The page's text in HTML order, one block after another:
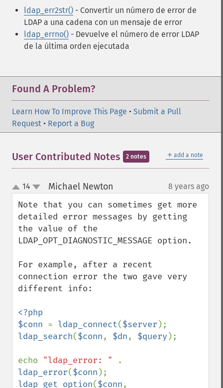
ldap_err2str() - Convertir un número de error de
LDAP a una cadena con un mensaje de error
ldap_errno() - Devuelve el número de error LDAP
de la última orden ejecutada
Found A Problem?
Learn How To Improve This Page • Submit a Pull
Request • Report a Bug
＋ add a note
User Contributed Notes 2 notes
up
down
14 Michael Newton 8 years ago
Note that you can sometimes get more
detailed error messages by getting
the value of the
LDAP_OPT_DIAGNOSTIC_MESSAGE option.
For example, after a recent
connection error the two gave very
different info:
<?php
$conn = ldap_connect($server
ldap_search($conn, $dn, $query );
echo "ldap_error: "
ldap_error($conn
ldap_get_option($conn